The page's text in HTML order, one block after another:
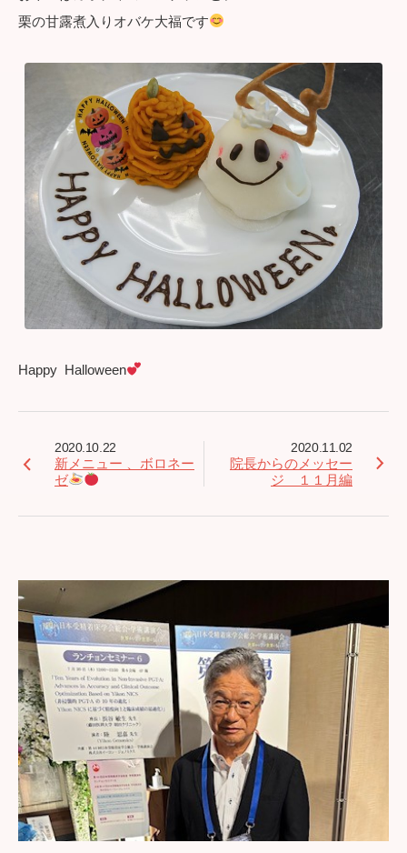
栗の甘露煮入りオバケ大福です
Happy Halloween
2020.10.22
新メニュー 、ボロネー
ゼ
2020.11.02
院長からのメッセー
ジ １１月編